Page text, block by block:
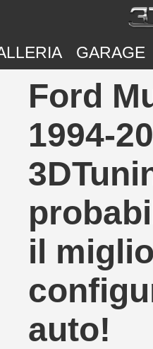
GARAGE
Ford
1994-
il
auto!